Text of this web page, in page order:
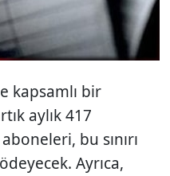
kapsamlı bir
aylık 417
bu sınırı
Ayrıca,